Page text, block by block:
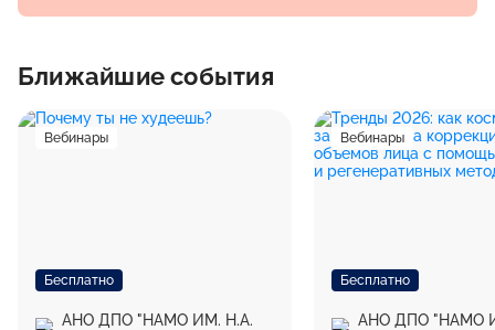
Ближайшие события
Вебинары
Бесплатно
АНО ДПО "НАМО ИМ. Н.А.
Вебинары
Бесплатно
АНО ДПО "НАМО